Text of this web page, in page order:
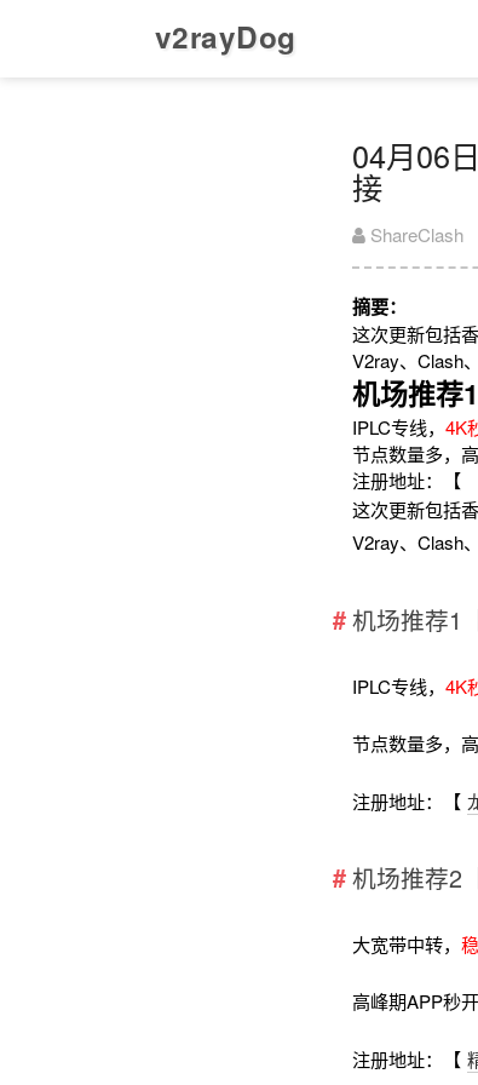
v2rayDog
04月06
接
ShareClash
摘要：
这次更新包括
V2ray、Clash
机场推荐
IPLC专线，4K
节点数量多，
注册地址：【
这次更新包括
V2ray、Clash
机场推荐1
IPLC专线，4K
节点数量多，
注册地址：【
机场推荐2
大宽带中转，
高峰期APP秒
注册地址：【